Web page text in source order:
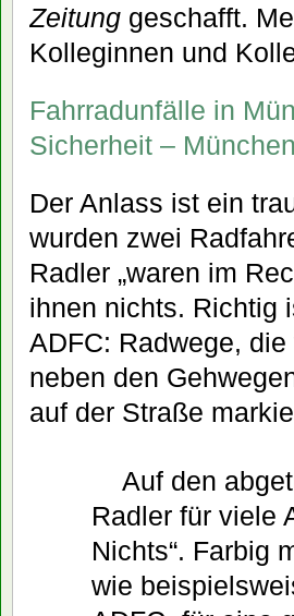
Zeitung geschafft.
Kolleginnen und
Fahrradunfälle in
Sicherheit –
Der Anlass ist ein
wurden zwei
Radler „waren im
ihnen nichts. Richtig
ADFC: Radwege,
neben den
auf der Straße
Auf den
Radler für viele
Nichts“. Farbig
wie